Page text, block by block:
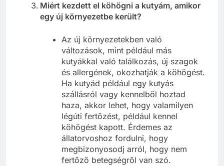
Miért kezdett el köhögni a kutyám, amikor
egy új környezetbe került?
Az új környezetekben való
változások, mint például más
kutyákkal való találkozás, új szagok
és allergének, okozhatják a köhögést.
Ha kutyád például egy kutyás
szállásról vagy kennelből hoztad
haza, akkor lehet, hogy valamilyen
légúti fertőzést, például kennel
köhögést kapott. Érdemes az
állatorvoshoz fordulni, hogy
megbizonyosodj arról, hogy nem
fertőző betegségről van szó.